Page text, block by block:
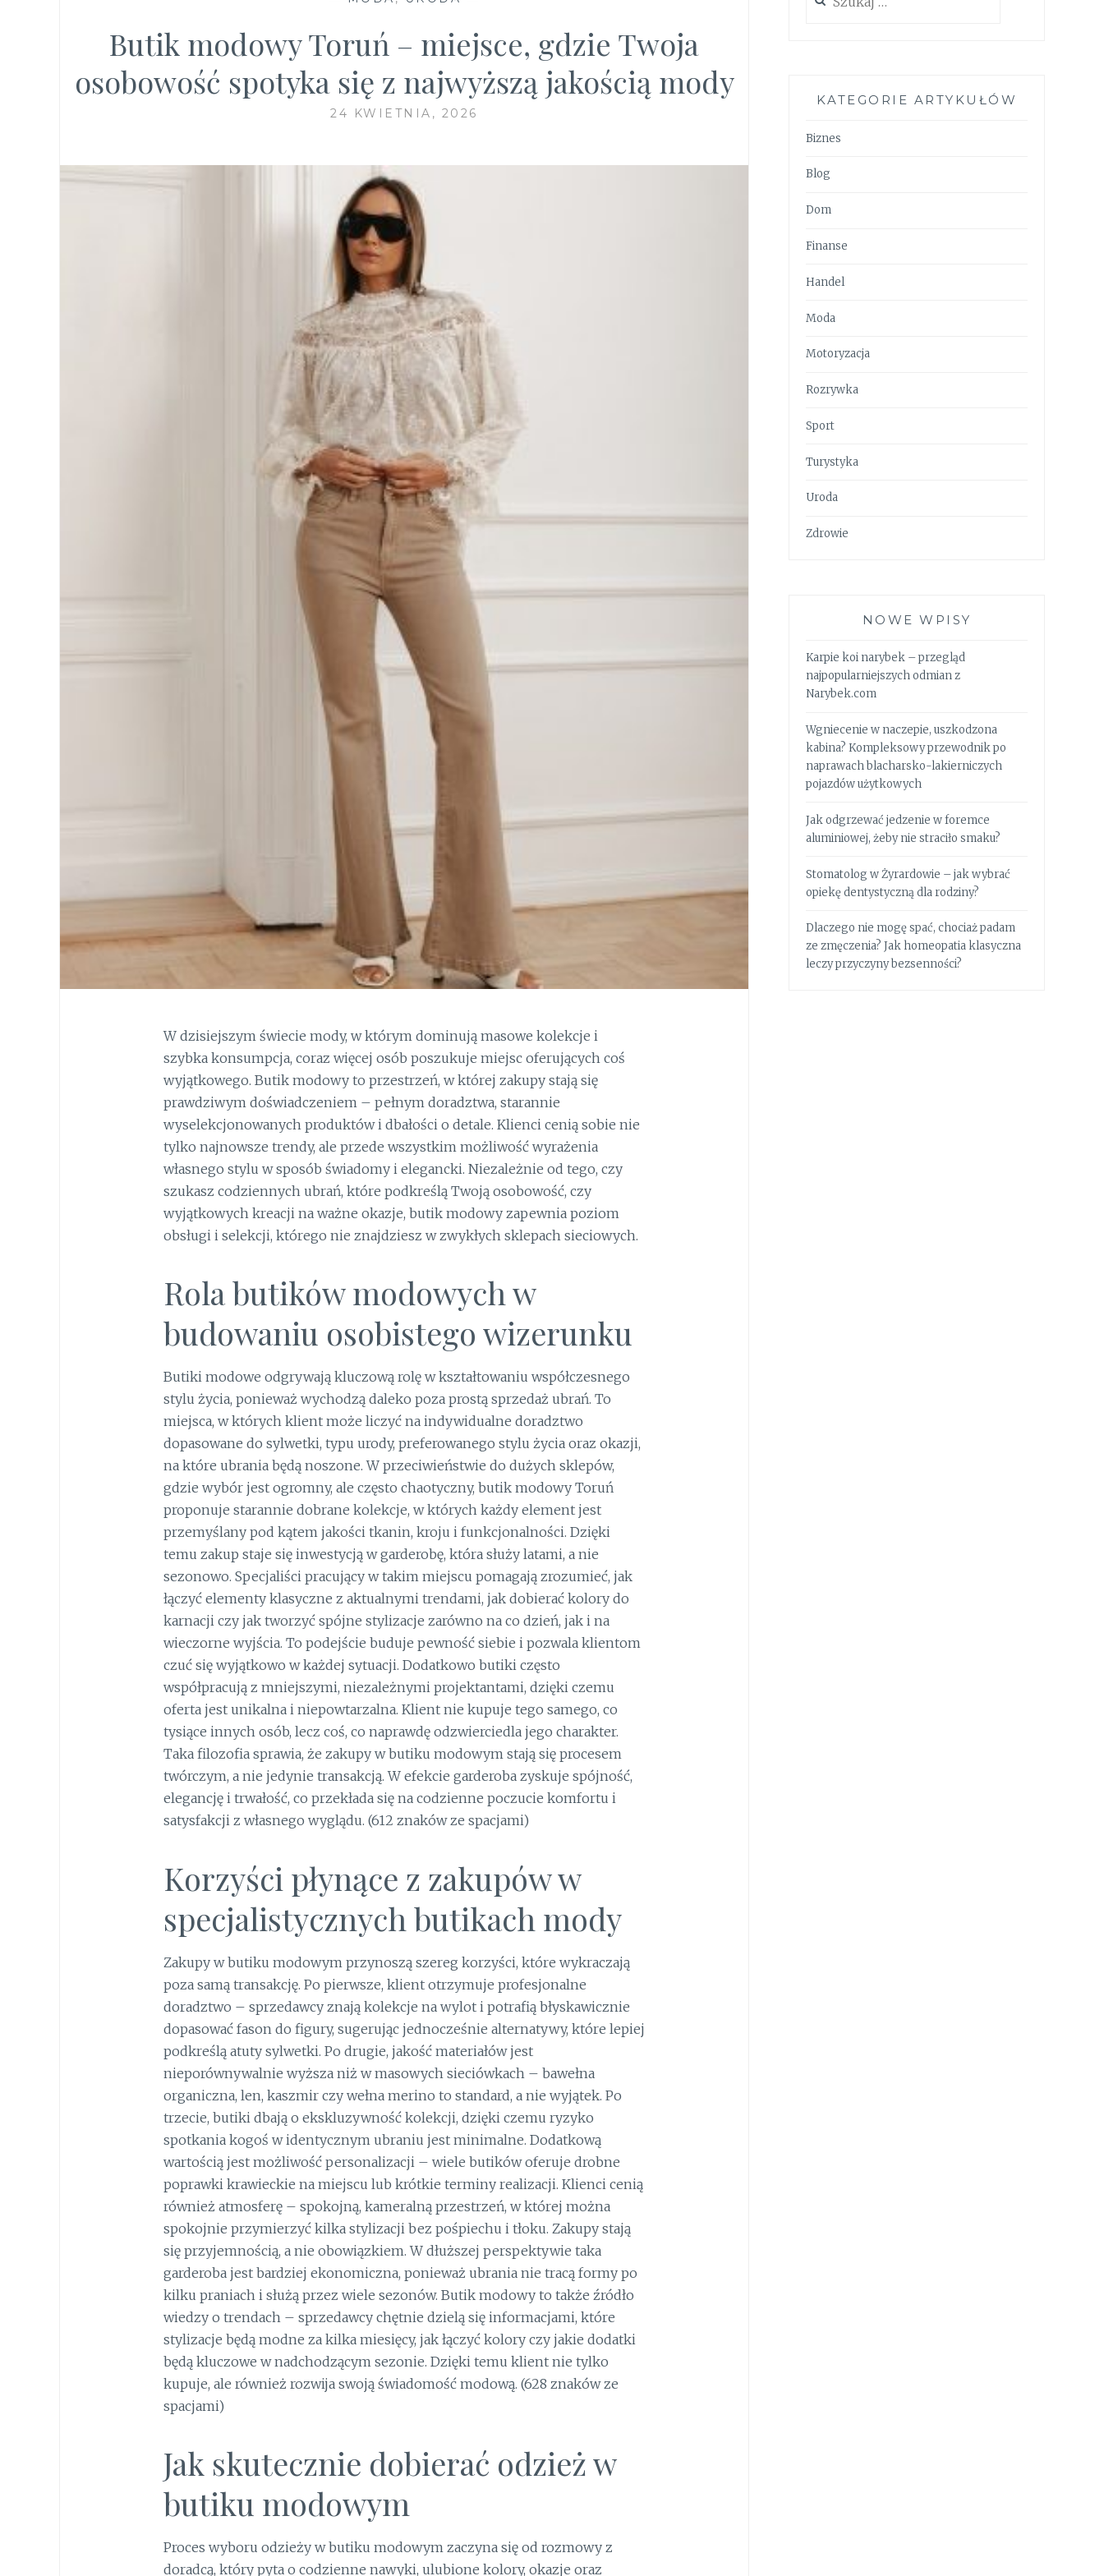
Butik modowy Toruń – miejsce, gdzie Twoja
osobowość spotyka się z najwyższą jakością mody
24 KWIETNIA, 2026
W dzisiejszym świecie mody, w którym dominują masowe kolekcje i
szybka konsumpcja, coraz więcej osób poszukuje miejsc oferujących coś
wyjątkowego. Butik modowy to przestrzeń, w której zakupy stają się
prawdziwym doświadczeniem – pełnym doradztwa, starannie
wyselekcjonowanych produktów i dbałości o detale. Klienci cenią sobie nie
tylko najnowsze trendy, ale przede wszystkim możliwość wyrażenia
własnego stylu w sposób świadomy i elegancki. Niezależnie od tego, czy
szukasz codziennych ubrań, które podkreślą Twoją osobowość, czy
wyjątkowych kreacji na ważne okazje, butik modowy zapewnia poziom
obsługi i selekcji, którego nie znajdziesz w zwykłych sklepach sieciowych.
Rola butików modowych w
budowaniu osobistego wizerunku
Butiki modowe odgrywają kluczową rolę w kształtowaniu współczesnego
stylu życia, ponieważ wychodzą daleko poza prostą sprzedaż ubrań. To
miejsca, w których klient może liczyć na indywidualne doradztwo
dopasowane do sylwetki, typu urody, preferowanego stylu życia oraz okazji,
na które ubrania będą noszone. W przeciwieństwie do dużych sklepów,
gdzie wybór jest ogromny, ale często chaotyczny, butik modowy Toruń
proponuje starannie dobrane kolekcje, w których każdy element jest
przemyślany pod kątem jakości tkanin, kroju i funkcjonalności. Dzięki
temu zakup staje się inwestycją w garderobę, która służy latami, a nie
sezonowo. Specjaliści pracujący w takim miejscu pomagają zrozumieć, jak
łączyć elementy klasyczne z aktualnymi trendami, jak dobierać kolory do
karnacji czy jak tworzyć spójne stylizacje zarówno na co dzień, jak i na
wieczorne wyjścia. To podejście buduje pewność siebie i pozwala klientom
czuć się wyjątkowo w każdej sytuacji. Dodatkowo butiki często
współpracują z mniejszymi, niezależnymi projektantami, dzięki czemu
oferta jest unikalna i niepowtarzalna. Klient nie kupuje tego samego, co
tysiące innych osób, lecz coś, co naprawdę odzwierciedla jego charakter.
Taka filozofia sprawia, że zakupy w butiku modowym stają się procesem
twórczym, a nie jedynie transakcją. W efekcie garderoba zyskuje spójność,
elegancję i trwałość, co przekłada się na codzienne poczucie komfortu i
satysfakcji z własnego wyglądu. (612 znaków ze spacjami)
Korzyści płynące z zakupów w
specjalistycznych butikach mody
Zakupy w butiku modowym przynoszą szereg korzyści, które wykraczają
poza samą transakcję. Po pierwsze, klient otrzymuje profesjonalne
doradztwo – sprzedawcy znają kolekcje na wylot i potrafią błyskawicznie
dopasować fason do figury, sugerując jednocześnie alternatywy, które lepiej
podkreślą atuty sylwetki. Po drugie, jakość materiałów jest
nieporównywalnie wyższa niż w masowych sieciówkach – bawełna
organiczna, len, kaszmir czy wełna merino to standard, a nie wyjątek. Po
trzecie, butiki dbają o ekskluzywność kolekcji, dzięki czemu ryzyko
spotkania kogoś w identycznym ubraniu jest minimalne. Dodatkową
wartością jest możliwość personalizacji – wiele butików oferuje drobne
poprawki krawieckie na miejscu lub krótkie terminy realizacji. Klienci cenią
również atmosferę – spokojną, kameralną przestrzeń, w której można
spokojnie przymierzyć kilka stylizacji bez pośpiechu i tłoku. Zakupy stają
się przyjemnością, a nie obowiązkiem. W dłuższej perspektywie taka
garderoba jest bardziej ekonomiczna, ponieważ ubrania nie tracą formy po
kilku praniach i służą przez wiele sezonów. Butik modowy to także źródło
wiedzy o trendach – sprzedawcy chętnie dzielą się informacjami, które
stylizacje będą modne za kilka miesięcy, jak łączyć kolory czy jakie dodatki
będą kluczowe w nadchodzącym sezonie. Dzięki temu klient nie tylko
kupuje, ale również rozwija swoją świadomość modową. (628 znaków ze
spacjami)
Jak skutecznie dobierać odzież w
butiku modowym
Proces wyboru odzieży w butiku modowym zaczyna się od rozmowy z
doradcą, który pyta o codzienne nawyki, ulubione kolory, okazje oraz
KATEGORIE ARTYKUŁÓW
Biznes
Blog
Dom
Finanse
Handel
Moda
Motoryzacja
Rozrywka
Sport
Turystyka
Uroda
Zdrowie
NOWE WPISY
Karpie koi narybek – przegląd
najpopularniejszych odmian z
Narybek.com
Wgniecenie w naczepie, uszkodzona
kabina? Kompleksowy przewodnik po
naprawach blacharsko-lakierniczych
pojazdów użytkowych
Jak odgrzewać jedzenie w foremce
aluminiowej, żeby nie straciło smaku?
Stomatolog w Żyrardowie – jak wybrać
opiekę dentystyczną dla rodziny?
Dlaczego nie mogę spać, chociaż padam
ze zmęczenia? Jak homeopatia klasyczna
leczy przyczyny bezsenności?